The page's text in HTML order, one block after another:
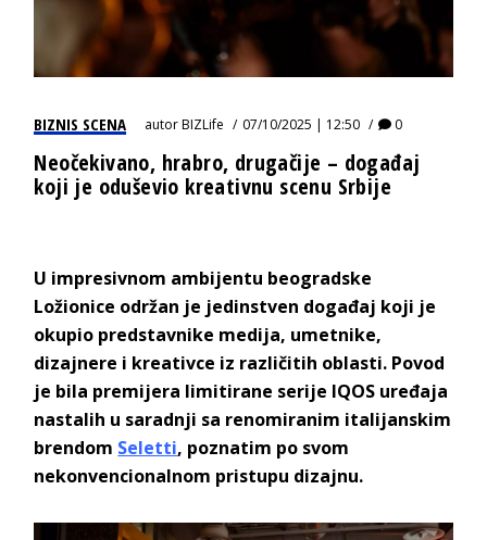
BIZNIS SCENA autorBIZLife 07/10/2025 | 12:50 0
Neočekivano, hrabro, drugačije – događaj
koji je oduševio kreativnu scenu Srbije
U impresivnom ambijentu beogradske
Ložionice održan je jedinstven događaj koji je
okupio predstavnike medija, umetnike,
dizajnere i kreativce iz različitih oblasti. Povod
je bila premijera limitirane serije IQOS uređaja
nastalih u saradnji sa renomiranim italijanskim
brendom Seletti, poznatim po svom
nekonvencionalnom pristupu dizajnu.